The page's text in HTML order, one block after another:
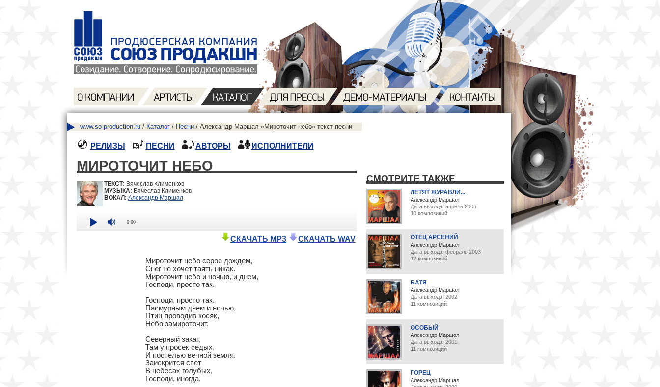
www.so-production.ru/ Каталог/ Песни/ Александр Маршал «Мироточит небо» текст песни
РЕЛИЗЫ ПЕСНИ АВТОРЫ ИСПОЛНИТЕЛИ
МИРОТОЧИТ НЕБО
ТЕКСТ: Вячеслав Клименков
МУЗЫКА: Вячеслав Клименков
ВОКАЛ: Александр Маршал
0:00
СКАЧАТЬ MP3 СКАЧАТЬ WAV
Мироточит небо серое дождем,
Снег не хочет таять никак.
Мироточит небо и ночью, и днем,
Господи, просто так.
Господи, просто так.
Пасмурным днем и ночью,
Птиц проводив косяк,
Небо замироточит.
Северный закат,
Там у просек седых,
И постелью вечной земля.
Заискрится свет
В небесах голубых,
Господи, иногда.
СМОТРИТЕ ТАКЖЕ
ЛЕТЯТ ЖУРАВЛИ...
Александр Маршал
Дата выхода: апрель 2005
10 композиций
ОТЕЦ АРСЕНИЙ
Александр Маршал
Дата выхода: февраль 2003
12 композиций
БАТЯ
Александр Маршал
Дата выхода: 2002
11 композиций
ОСОБЫЙ
Александр Маршал
Дата выхода: 2001
11 композиций
ГОРЕЦ
Александр Маршал